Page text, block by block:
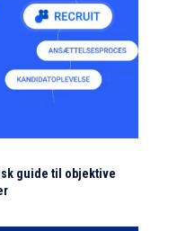
guide til objektive